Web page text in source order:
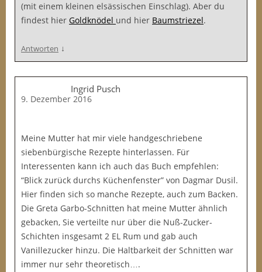
(mit einem kleinen elsässischen Einschlag). Aber du
findest hier Goldknödel und hier Baumstriezel.
Antworten ↓
Ingrid Pusch
9. Dezember 2016
Meine Mutter hat mir viele handgeschriebene
siebenbürgische Rezepte hinterlassen. Für
Interessenten kann ich auch das Buch empfehlen:
“Blick zurück durchs Küchenfenster” von Dagmar Dusil.
Hier finden sich so manche Rezepte, auch zum Backen.
Die Greta Garbo-Schnitten hat meine Mutter ähnlich
gebacken, Sie verteilte nur über die Nuß-Zucker-
Schichten insgesamt 2 EL Rum und gab auch
Vanillezucker hinzu. Die Haltbarkeit der Schnitten war
immer nur sehr theoretisch….